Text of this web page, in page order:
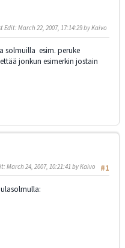
Edit: March 22, 2007, 17:14:29 by Kaivo
solmuilla esim. peruke
jonkun esimerkin jostain
#1
: March 24, 2007, 10:21:41 by Kaivo